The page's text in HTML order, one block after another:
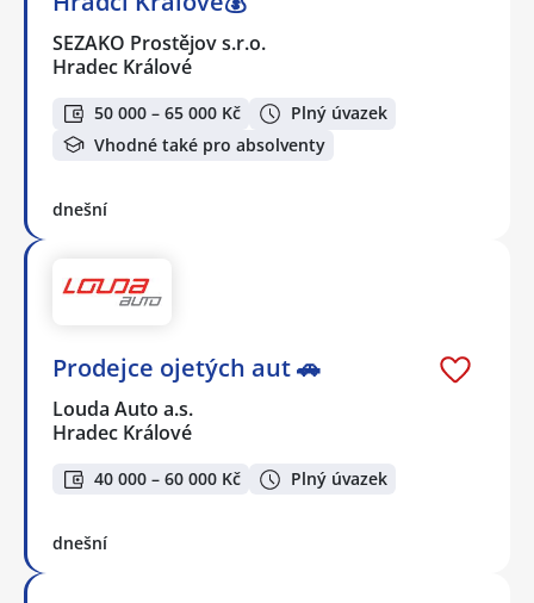
SEZAKO Prostějov s.r.o.
Hradec Králové
50 000 – 65 000 Kč
Plný úvazek
Vhodné také pro absolventy
dnešní
Prodejce ojetých aut 🚗
Louda Auto a.s.
Hradec Králové
40 000 – 60 000 Kč Plný úvazek
dnešní